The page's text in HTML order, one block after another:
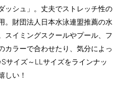
ッシュ」。丈夫でストレッチ性の
。財団法人日本水泳連盟推薦の水
スイミングスクールやプール、フ
カラーで合わせたり、気分によっ
サイズ～LLサイズをラインナッ
しい！